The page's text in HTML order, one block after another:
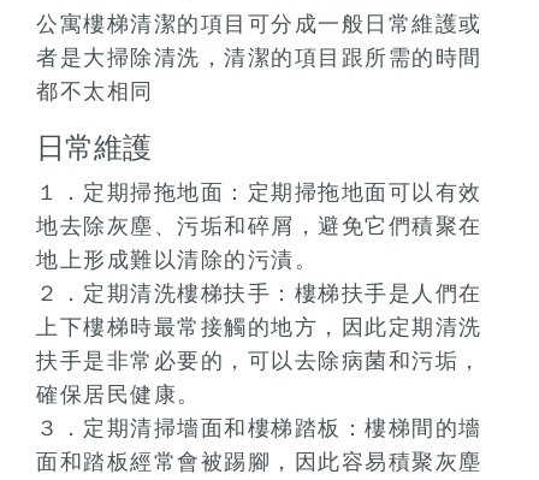
公寓樓梯清潔的項目可分成一般日常維護或
者是大掃除清洗，清潔的項目跟所需的時間
都不太相同
日常維護
１．定期掃拖地面：定期掃拖地面可以有效
地去除灰塵、污垢和碎屑，避免它們積聚在
地上形成難以清除的污漬。
２．定期清洗樓梯扶手：樓梯扶手是人們在
上下樓梯時最常接觸的地方，因此定期清洗
扶手是非常必要的，可以去除病菌和污垢，
確保居民健康。
３．定期清掃墻面和樓梯踏板：樓梯間的墻
面和踏板經常會被踢腳，因此容易積聚灰塵